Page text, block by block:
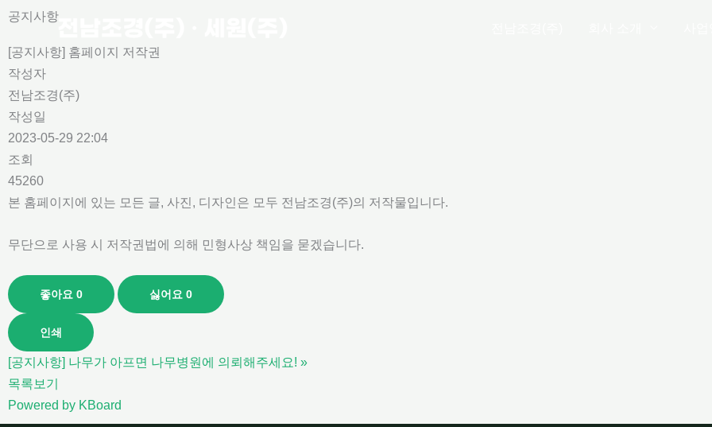
콘
로
건
너
뛰
기
공지사항
[공지사항] 홈페이지 저작권
작성자
전남조경(주)
작성일
2023-05-29 22:04
조회
45260
본 홈페이지에 있는 모든 글, 사진, 디자인은 모두 전남조경(주)의 저작물입니다.
무단으로 사용 시 저작권법에 의해 민형사상 책임을 묻겠습니다.
좋아요 0 싫어요 0
인쇄
[공지사항] 나무가 아프면 나무병원에 의뢰해주세요! »
목록보기
Powered by KBoard